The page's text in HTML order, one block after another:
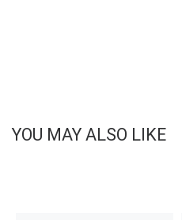
YOU MAY ALSO LIKE